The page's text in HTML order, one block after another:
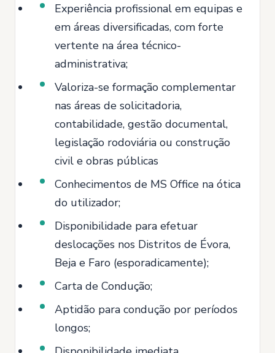
Experiência profissional em equipas e
em áreas diversificadas, com forte
vertente na área técnico-
administrativa;
Valoriza-se formação complementar
nas áreas de solicitadoria,
contabilidade, gestão documental,
legislação rodoviária ou construção
civil e obras públicas
Conhecimentos de MS Office na ótica
do utilizador;
Disponibilidade para efetuar
deslocações nos Distritos de Évora,
Beja e Faro (esporadicamente);
Carta de Condução;
Aptidão para condução por períodos
longos;